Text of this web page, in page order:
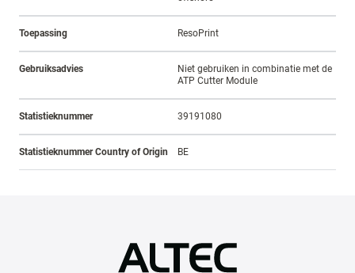
Toepassing ResoPrint
Gebruiksadvies
Niet gebruiken in combinatie met de
ATP Cutter Module
Statistieknummer 39191080
Statistieknummer Country of Origin BE